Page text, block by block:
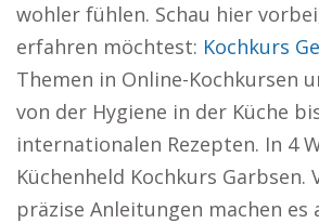
wohler fühlen. Schau hier
erfahren möchtest: Kochkurs
Themen in Online-Kochkursen
von der Hygiene in der Küche
internationalen Rezepten. In 4
Küchenheld Kochkurs Garbsen.
präzise Anleitungen machen es